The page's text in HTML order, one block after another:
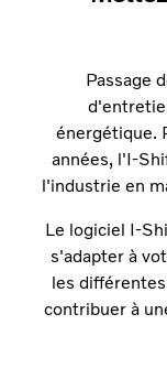
Passage
énergétique.
années, l'I-
l'industrie en
Le logiciel I-
s'adapter à
les
contribuer à